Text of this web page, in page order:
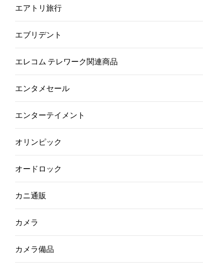
エアトリ旅行
エブリデント
エレコム テレワーク関連商品
エンタメセール
エンターテイメント
オリンピック
オードロック
カニ通販
カメラ
カメラ備品